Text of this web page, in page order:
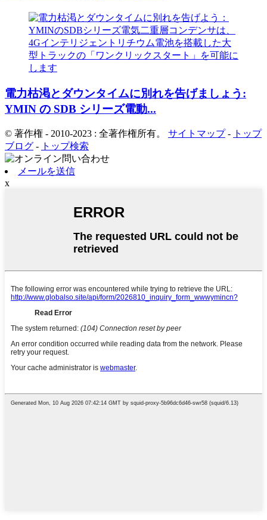
電力枯渇とダウンタイムに別れを告げましょう:
YMIN の SDB シリーズ電動...
© 著作権 - 2010-2023 : 全著作権所有。 サイトマップ- トップ
ブログ - トップ検索
メールを送信
x